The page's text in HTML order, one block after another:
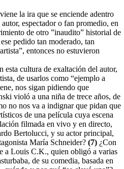
la ira que se enciende adentro
espectador o fan promedio, en
de otro ”inaudito” historial de
pedido tan moderado, tan
entonces no estuvieron
esta cultura de exaltación del autor,
de usarlos como “ejemplo a
nos sigan pidiendo que
violó a una niña de trece años, de
no nos va a indignar que pidan que
de una película cuya escena
filmada en vivo y en directo,
Bertolucci, y su actor principal,
María Schneider? (7) ¿Con
a Louis C.K., quien obligó a varias
de su comedia, basada en